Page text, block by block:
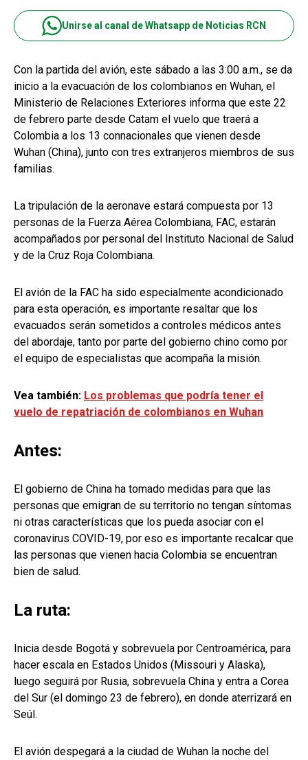
Unirse al canal de Whatsapp de Noticias RCN
Con la partida del avión, este sábado a las 3:00 a.m., se da
inicio a la evacuación de los colombianos en Wuhan, el
Ministerio de Relaciones Exteriores informa que este 22
de febrero parte desde Catam el vuelo que traerá a
Colombia a los 13 connacionales que vienen desde
Wuhan (China), junto con tres extranjeros miembros de sus
familias.
La tripulación de la aeronave estará compuesta por 13
personas de la Fuerza Aérea Colombiana, FAC, estarán
acompañados por personal del Instituto Nacional de Salud
y de la Cruz Roja Colombiana.
El avión de la FAC ha sido especialmente acondicionado
para esta operación, es importante resaltar que los
evacuados serán sometidos a controles médicos antes
del abordaje, tanto por parte del gobierno chino como por
el equipo de especialistas que acompaña la misión.
Vea también: Los problemas que podría tener el
vuelo de repatriación de colombianos en Wuhan
Antes:
El gobierno de China ha tomado medidas para que las
personas que emigran de su territorio no tengan síntomas
ni otras características que los pueda asociar con el
coronavirus COVID-19, por eso es importante recalcar que
las personas que vienen hacia Colombia se encuentran
bien de salud.
La ruta:
Inicia desde Bogotá y sobrevuela por Centroamérica, para
hacer escala en Estados Unidos (Missouri y Alaska),
luego seguirá por Rusia, sobrevuela China y entra a Corea
del Sur (el domingo 23 de febrero), en donde aterrizará en
Seúl.
El avión despegará a la ciudad de Wuhan la noche del